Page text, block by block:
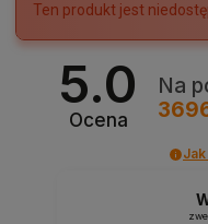
Ten produkt jest
5.0
Ocena
Na